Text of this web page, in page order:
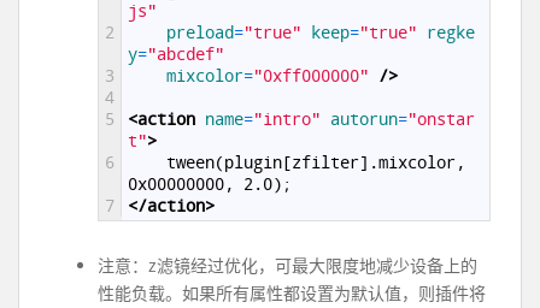
2
3
4
5
6
7
js"
preload="true" keep="true"
regke
y="abcdef"
mixcolor="0xff000000" />
<action name="intro" autorun="onstar
t">
0x00000000, 2.0);
</action>
注意：z滤镜经过优化，可最大限度地减少设备上的
性能负载。如果所有属性都设置为默认值，则插件将